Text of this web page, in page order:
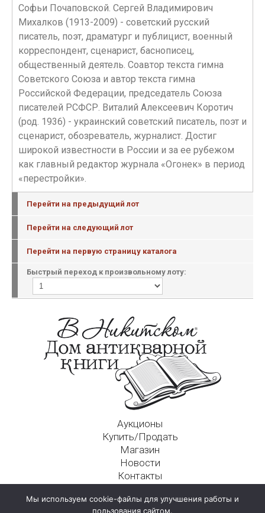
Софьи Почаповской. Сергей Владимирович
Михалков (1913-2009) - советский русский
писатель, поэт, драматург и публицист, военный
корреспондент, сценарист, баснописец,
общественный деятель. Соавтор текста гимна
Советского Союза и автор текста гимна
Российской Федерации, председатель Союза
писателей РСФСР. Виталий Алексеевич Коротич
(род. 1936) - украинский советский писатель, поэт и
сценарист, обозреватель, журналист. Достиг
широкой известности в России и за ее рубежом
как главный редактор журнала «Огонек» в период
«перестройки».
Перейти на предыдущий лот
Перейти на следующий лот
Перейти на первую страницу каталога
Быстрый переход к произвольному лоту:
Аукционы
Купить/Продать
Магазин
Новости
Контакты
125009, г. Москва, Никитский пер., д. 4а, стр. 1
Мы используем cookie-файлы для улучшения работы и
пользования сайтом.